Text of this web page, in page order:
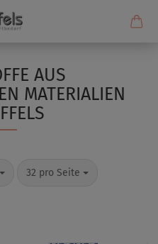
AUS
MATERIALIEN
32 pro Seite